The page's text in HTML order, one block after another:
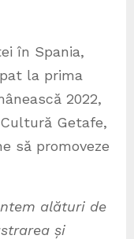
în Spania,
la prima
2022,
Getafe,
să promoveze
alături de
și